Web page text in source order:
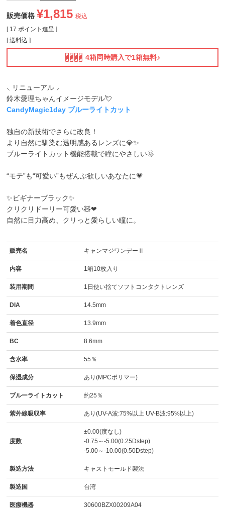
販売価格 ¥1,815 税込
[ 17 ポイント進呈 ]
送料込
4箱同時購入で1箱無料♪
⸜ リニューアル ⸝
鈴木愛理ちゃんイメージモデル💘
CandyMagic1day ブルーライトカット
独自の新技術でさらに改良！
より自然に馴染む透明感あるレンズに💎✨
ブルーライトカット機能搭載で瞳にやさしい🌞
“モテ”も“可愛い”もぜんぶ欲しいあなたに💗
✨ビギナーブラック✨
クリクリドーリー可愛い🧸❤
自然に目力高め、クリっと愛らしい瞳に。
販売名 キャンマジワンデーⅡ
内容 1箱10枚入り
装用期間 1日使い捨てソフトコンタクトレンズ
DIA 14.5mm
着色直径 13.9mm
BC 8.6mm
含水率 55％
保湿成分 あり(MPCポリマー)
ブルーライトカット 約25％
紫外線吸収率 あり(UV-A波:75%以上 UV-B波:95%以上)
度数
±0.00(度なし)
-0.75～-5.00(0.25Dstep)
-5.00～-10.00(0.50Dstep)
製造方法 キャストモールド製法
製造国 台湾
医療機器
30600BZX00209A04